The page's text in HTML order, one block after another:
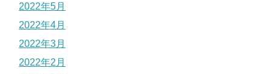
2022年5月
2022年4月
2022年3月
2022年2月